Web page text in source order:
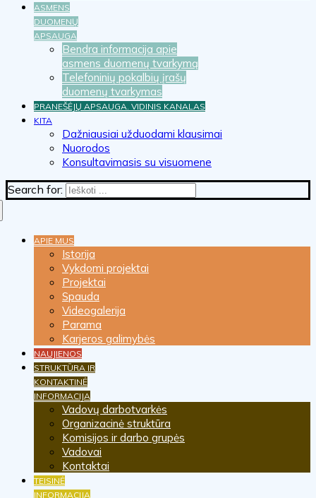
ASMENS
DUOMENŲ
APSAUGA
Bendra informacija apie
asmens duomenų tvarkymą
Telefoninių pokalbių įrašų
duomenų tvarkymas
PRANEŠĖJŲ APSAUGA. VIDINIS KANALAS
KITA
Dažniausiai užduodami klausimai
Nuorodos
Konsultavimasis su visuomene
Search for:
APIE MUS
Istorija
Vykdomi projektai
Projektai
Spauda
Videogalerija
Parama
Karjeros galimybės
NAUJIENOS
STRUKTŪRA IR
KONTAKTINĖ
INFORMACIJA
Vadovų darbotvarkės
Organizacinė struktūra
Komisijos ir darbo grupės
Vadovai
Kontaktai
TEISINĖ
INFORMACIJA